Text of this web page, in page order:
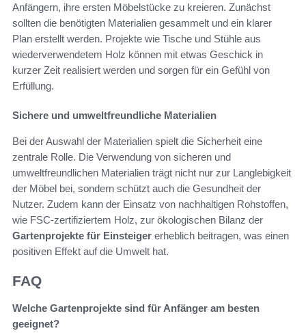
Anfängern, ihre ersten Möbelstücke zu kreieren. Zunächst
sollten die benötigten Materialien gesammelt und ein klarer
Plan erstellt werden. Projekte wie Tische und Stühle aus
wiederverwendetem Holz können mit etwas Geschick in
kurzer Zeit realisiert werden und sorgen für ein Gefühl von
Erfüllung.
Sichere und umweltfreundliche Materialien
Bei der Auswahl der Materialien spielt die Sicherheit eine
zentrale Rolle. Die Verwendung von sicheren und
umweltfreundlichen Materialien trägt nicht nur zur Langlebigkeit
der Möbel bei, sondern schützt auch die Gesundheit der
Nutzer. Zudem kann der Einsatz von nachhaltigen Rohstoffen,
wie FSC-zertifiziertem Holz, zur ökologischen Bilanz der
Gartenprojekte für Einsteiger erheblich beitragen, was einen
positiven Effekt auf die Umwelt hat.
FAQ
Welche Gartenprojekte sind für Anfänger am besten
geeignet?